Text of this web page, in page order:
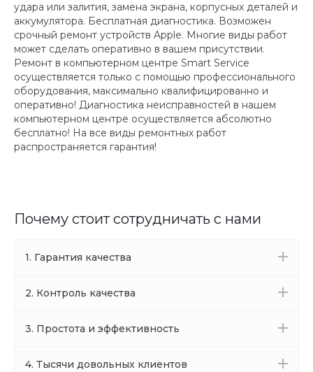
удара или залития, замена экрана, корпусных деталей и
аккумулятора. Бесплатная диагностика. Возможен
срочный ремонт устройств Apple. Многие виды работ
может сделать оперативно в вашем присутствии.
Ремонт в компьютерном центре Smart Service
осуществляется только с помощью профессионального
оборудования, максимально квалифицированно и
оперативно! Диагностика неисправностей в нашем
компьютерном центре осуществляется абсолютно
бесплатно! На все виды ремонтных работ
распространяется гарантия!
Почему стоит сотрудничать с нами
1. Гарантия качества
2. Контроль качества
3. Простота и эффективность
4. Тысячи довольных клиентов